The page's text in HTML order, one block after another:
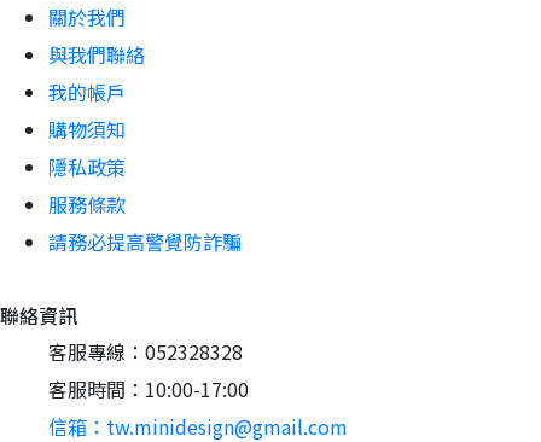
關於我們
與我們聯絡
我的帳戶
購物須知
隱私政策
服務條款
請務必提高警覺防詐騙
聯絡資訊
客服專線：052328328
客服時間：10:00-17:00
信箱：tw.minidesign@gmail.com